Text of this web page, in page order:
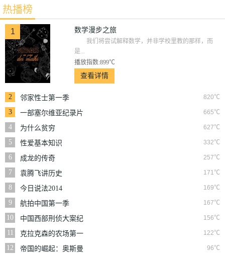
热播榜
1 数学漫步之旅
我们将尝试解释数学，并非学校里教的那样，而
是...
播放指数:899℃
查看详情
2 820℃
邻家性士第一季
3
665℃
一部塞尔维亚纪录片
4
627℃
为什么贫穷
5
332℃
性爱基本知识
6
257℃
成龙的传奇
7
171℃
袁腾飞讲历史
8
169℃
今日说法2014
9
167℃
航拍中国第一季
10
156℃
中国西部刑侦大案纪
实
11 122℃
克拉克森的农场第一
季
12 96℃
帝国的崛起：奥斯曼